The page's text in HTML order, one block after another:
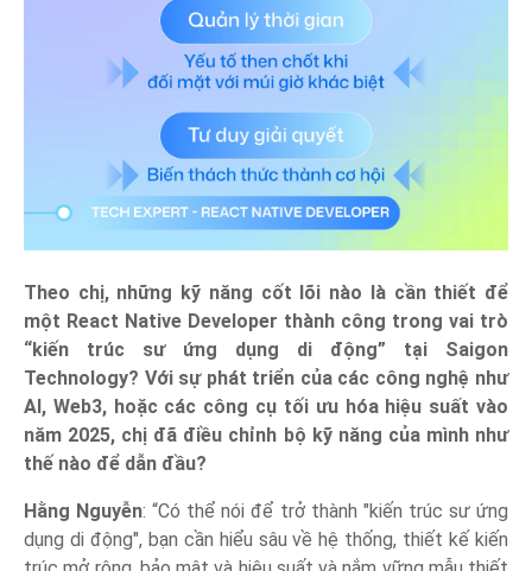
Theo chị, những kỹ năng cốt lõi nào là cần thiết để
một React Native Developer thành công trong vai trò
“kiến trúc sư ứng dụng di động” tại Saigon
Technology? Với sự phát triển của các công nghệ như
AI, Web3, hoặc các công cụ tối ưu hóa hiệu suất vào
năm 2025, chị đã điều chỉnh bộ kỹ năng của mình như
thế nào để dẫn đầu?
Hằng Nguyễn: “Có thể nói để trở thành "kiến trúc sư ứng
dụng di động", bạn cần hiểu sâu về hệ thống, thiết kế kiến